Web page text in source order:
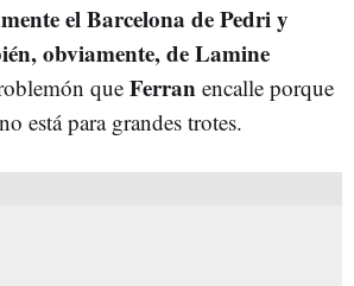
el Barcelona de Pedri y
obviamente, de Lamine
que Ferran encalle porque
está para grandes trotes.